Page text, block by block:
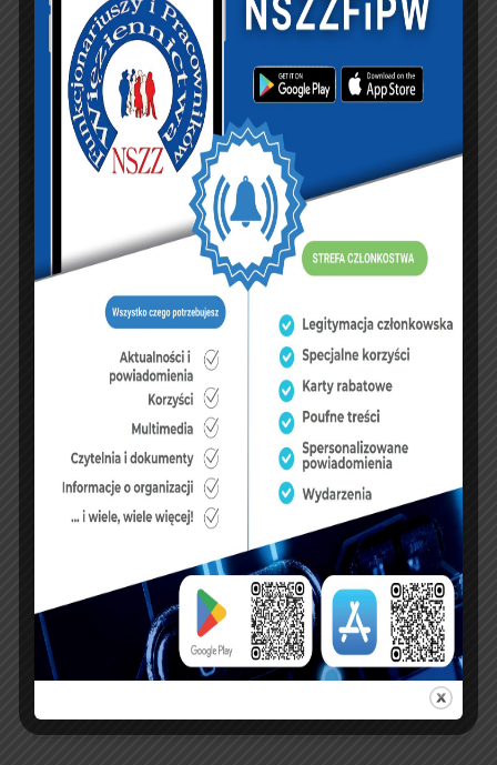
UBEZPIECZENIA
sierpień 2026
W Ś P
1
3 4 5 7 8
14 15 16
18 19 20 21 22 23
26 27 28 29 30